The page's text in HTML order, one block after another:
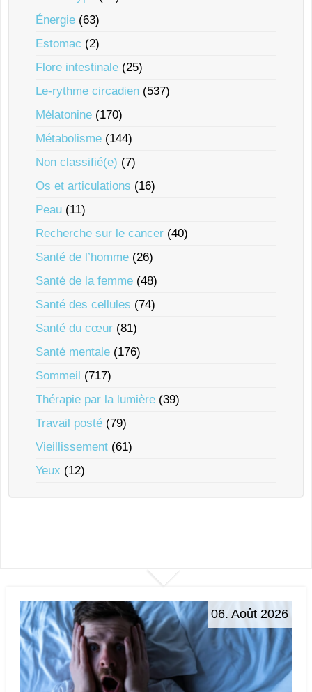
Énergie (63)
Estomac (2)
Flore intestinale (25)
Le-rythme circadien (537)
Mélatonine (170)
Métabolisme (144)
Non classifié(e) (7)
Os et articulations (16)
Peau (11)
Recherche sur le cancer (40)
Santé de l’homme (26)
Santé de la femme (48)
Santé des cellules (74)
Santé du cœur (81)
Santé mentale (176)
Sommeil (717)
Thérapie par la lumière (39)
Travail posté (79)
Vieillissement (61)
Yeux (12)
06. Août 2026